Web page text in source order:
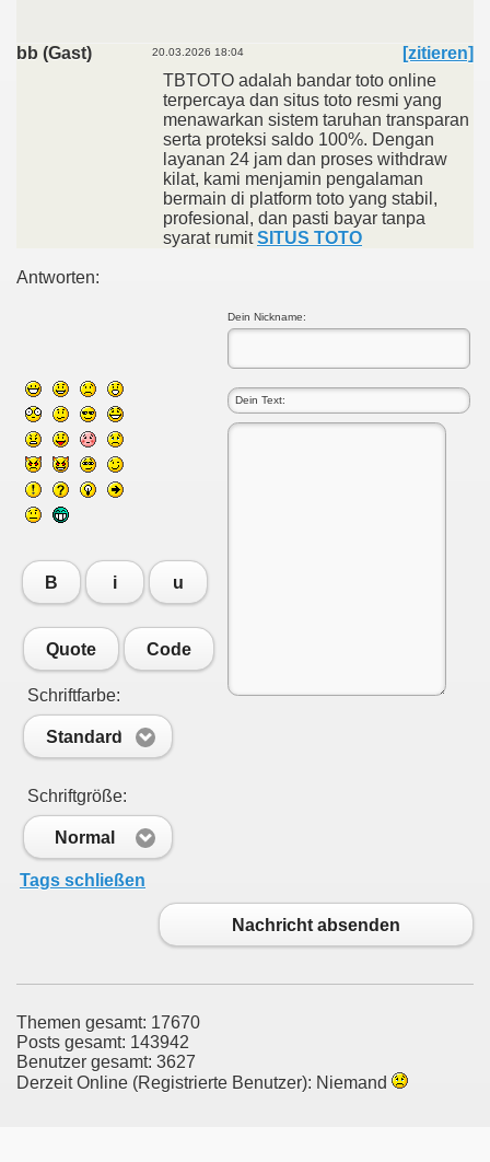
bb (Gast) 20.03.2026 18:04
[zitieren]
TBTOTO adalah bandar toto online
terpercaya dan situs toto resmi yang
menawarkan sistem taruhan transparan
serta proteksi saldo 100%. Dengan
layanan 24 jam dan proses withdraw
kilat, kami menjamin pengalaman
bermain di platform toto yang stabil,
profesional, dan pasti bayar tanpa
syarat rumitSITUS TOTO
Antworten:
Dein Nickname:
B i u
Quote Code
Schriftfarbe:
Standard
Schriftgröße:
Normal
Tags schließen
Nachricht absenden
Themen gesamt: 17670
Posts gesamt: 143942
Benutzer gesamt: 3627
Derzeit Online (Registrierte Benutzer): Niemand